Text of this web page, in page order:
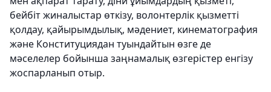
бейбіт жиналыстар өткізу, волонтерлік қызметті
қолдау, қайырымдылық, мәдениет, кинематография
және Конституциядан туындайтын өзге де
мәселелер бойынша заңнамалық өзгерістер енгізу
жоспарланып отыр.